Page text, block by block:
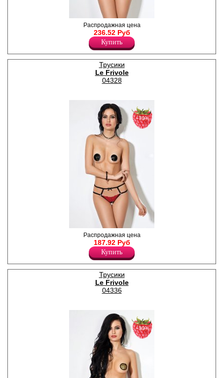
Возбуждающие кружевные
трусики с открытым
доступом.
Полиамид 84%
Спандекс 16%
Распродажная цена
236.52 Руб
Купить
Трусики
Le Frivole
04328
Кружевные трусики с
доступом, декоративный
пояс из бретелей, открытый
доступ.
Полиамид 86%
Спандекс 14%
−70%
Распродажная цена
187.92 Руб
Купить
Трусики
Le Frivole
04336
−30%